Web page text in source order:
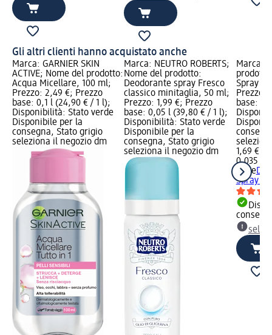
Gli altri clienti hanno acquistato anche
Marca: GARNIER SKIN
ACTIVE; Nome del prodotto:
Acqua Micellare, 100 ml;
Prezzo: 2,49 €; Prezzo
base: 0,1 l (24,90 € / 1 l);
Disponibilità: Stato verde
Disponibile per la
consegna, Stato grigio
seleziona il negozio dm
Marca: NEUTRO ROBERTS;
Nome del prodotto:
Deodorante spray Fresco
classico minitaglia, 50 ml;
Prezzo: 1,99 €; Prezzo
base: 0,05 l (39,80 € / 1 l);
Disponibilità: Stato verde
Disponibile per la
consegna, Stato grigio
seleziona il negozio dm
Marca:
Spray
Prezzo:
base:
1,69 €
0,035 l
Dove
Spray